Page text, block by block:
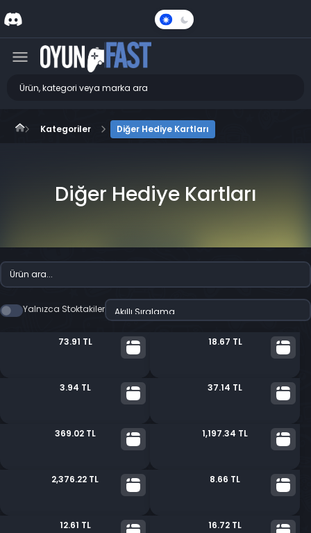
Karanlık
Kategoriler Diğer Hediye Kartları
Diğer Hediye Kartları
Yalnızca Stoktakiler
73.91 TL 18.67 TL
3.94 TL 37.14 TL
369.02 TL 1,197.34 TL
2,376.22 TL 8.66 TL
12.61 TL 16.72 TL